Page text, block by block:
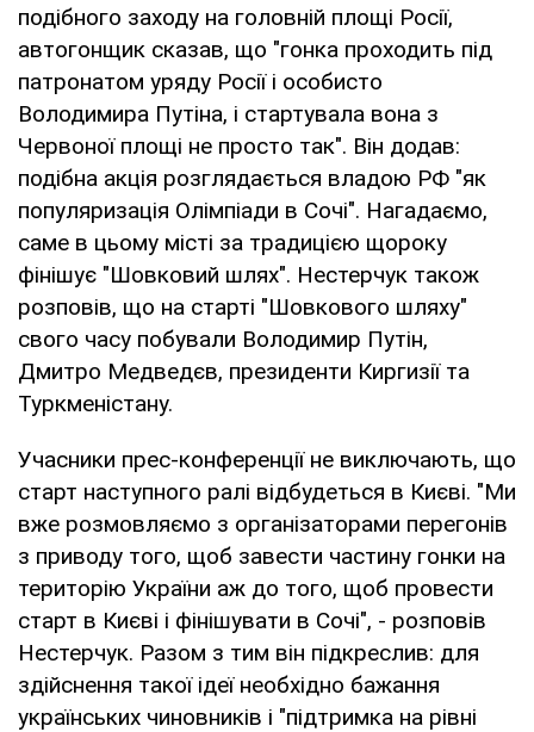
подібного заходу на головній площі Росії,
автогонщик сказав, що "гонка проходить під
патронатом уряду Росії і особисто
Володимира Путіна, і стартувала вона з
Червоної площі не просто так". Він додав:
подібна акція розглядається владою РФ "як
популяризація Олімпіади в Сочі". Нагадаємо,
саме в цьому місті за традицією щороку
фінішує "Шовковий шлях". Нестерчук також
розповів, що на старті "Шовкового шляху"
свого часу побували Володимир Путін,
Дмитро Медведєв, президенти Киргизії та
Туркменістану.
Учасники прес-конференції не виключають, що
старт наступного ралі відбудеться в Києві. "Ми
вже розмовляємо з організаторами перегонів
з приводу того, щоб завести частину гонки на
територію України аж до того, щоб провести
старт в Києві і фінішувати в Сочі", - розповів
Нестерчук. Разом з тим він підкреслив: для
здійснення такої ідеї необхідно бажання
українських чиновників і "підтримка на рівні